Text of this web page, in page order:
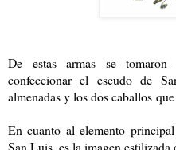
De estas armas se tomaron
confeccionar el escudo de
almenadasy los dos caballos
En cuanto al elemento